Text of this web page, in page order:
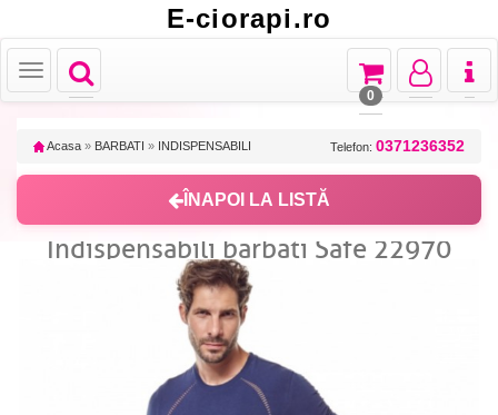
E-ciorapi.ro
Toggle
navigation
Toggle
Toggle
navigation
Toggle
navigation
Toggle
navigation
0
Acasa » BARBATI » INDISPENSABILI Telefon: 0371236352
ÎNAPOI LA LISTĂ
Indispensabili barbati Safe 22970